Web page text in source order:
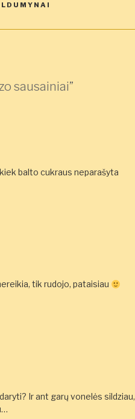
sausainiai”
balto cukraus neparašyta
tik rudojo, pataisiau
Ir ant garų vonelės sildziau,